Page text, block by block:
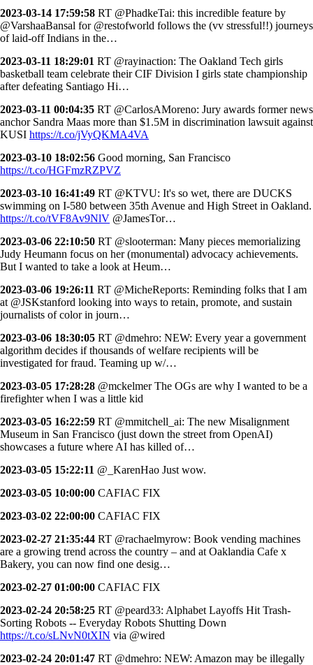
2023-03-14 17:59:58 RT @PhadkeTai: this incredible feature by
@VarshaaBansal for @restofworld follows the (vv stressful!!) journeys
of laid-off Indians in the…
2023-03-11 18:29:01 RT @rayinaction: The Oakland Tech girls
basketball team celebrate their CIF Division I girls state championship
after defeating Santiago Hi…
2023-03-11 00:04:35 RT @CarlosAMoreno: Jury awards former news
anchor Sandra Maas more than $1.5M in discrimination lawsuit against
KUSI https://t.co/jVyQKMA4VA
2023-03-10 18:02:56 Good morning, San Francisco
https://t.co/HGFmzRZPVZ
2023-03-10 16:41:49 RT @KTVU: It's so wet, there are DUCKS
swimming on I-580 between 35th Avenue and High Street in Oakland.
https://t.co/tVF8Av9NlV @JamesTor…
2023-03-06 22:10:50 RT @slooterman: Many pieces memorializing
Judy Heumann focus on her (monumental) advocacy achievements.
But I wanted to take a look at Heum…
2023-03-06 19:26:11 RT @MicheReports: Reminding folks that I am
at @JSKstanford looking into ways to retain, promote, and sustain
journalists of color in journ…
2023-03-06 18:30:05 RT @dmehro: NEW: Every year a government
algorithm decides if thousands of welfare recipients will be
investigated for fraud. Teaming up w/…
2023-03-05 17:28:28 @mckelmer The OGs are why I wanted to be a
firefighter when I was a little kid
2023-03-05 16:22:59 RT @mmitchell_ai: The new Misalignment
Museum in San Francisco (just down the street from OpenAI)
showcases a future where AI has killed of…
2023-03-05 15:22:11 @_KarenHao Just wow.
2023-03-05 10:00:00 CAFIAC FIX
2023-03-02 22:00:00 CAFIAC FIX
2023-02-27 21:35:44 RT @rachaelmyrow: Book vending machines
are a growing trend across the country – and at Oaklandia Cafe x
Bakery, you can now find one desig…
2023-02-27 01:00:00 CAFIAC FIX
2023-02-24 20:58:25 RT @peard33: Alphabet Layoffs Hit Trash-
Sorting Robots -- Everyday Robots Shutting Down
https://t.co/sLNvN0tXIN via @wired
2023-02-24 20:01:47 RT @dmehro: NEW: Amazon may be illegally